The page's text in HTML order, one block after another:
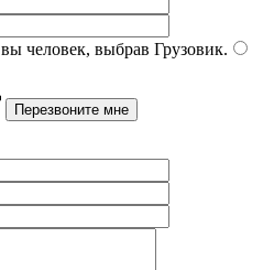
человек, выбрав Грузовик.